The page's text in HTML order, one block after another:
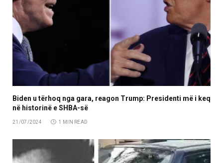
Biden u tërhoq nga gara, reagon Trump: Presidenti më i keq
në historinë e SHBA-së
21/07/2024 1 MIN READ